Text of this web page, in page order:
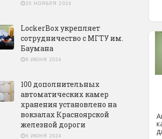
20 НОЯБРЯ 2024
LockerBox укрепляет
сотрудничество с МГТУ им.
Баумана
8 ИЮНЯ 2024
100 дополнительных
автоматических камер
хранения установлено на
вокзалах Красноярской
железной дороги
6 ИЮНЯ 2024